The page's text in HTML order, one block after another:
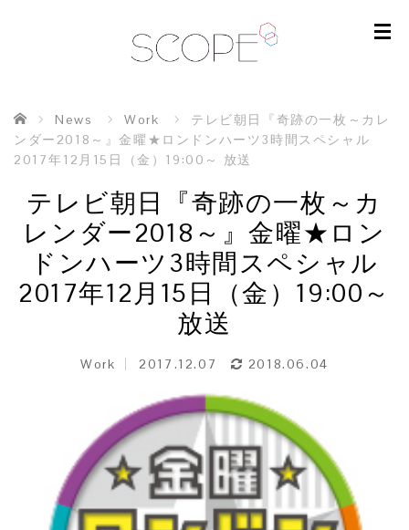
ホームNews Work
テレビ朝日『奇跡の一枚～カレ
ンダー2018～』金曜★ロンドンハーツ3時間スペシャル
2017年12月15日（金）19:00～ 放送
テレビ朝日『奇跡の一枚～カ
レンダー2018～』金曜★ロン
ドンハーツ3時間スペシャル
2017年12月15日（金）19:00～
放送
Work 2017.12.07 2018.06.04